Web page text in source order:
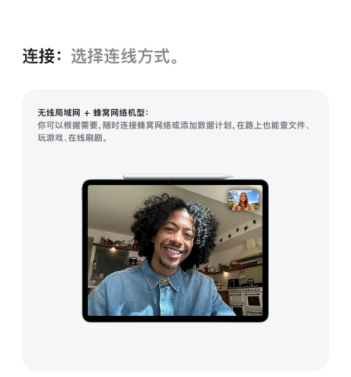
连接： 选择连线方式。
无线局域网 + 蜂窝网络机型：
你可以根据需要，随时连接蜂窝网络或添加数据计划，在路上也能查文件、
玩游戏、在线刷剧。